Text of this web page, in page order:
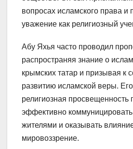
вопросах исламского права и
уважение как религиозный
Абу Яхья часто проводил
распространяя знание о
крымских татар и призывая к
развитию исламской веры.
религиозная просвещенность
эффективно
жителями и оказывать
мировоззрение.